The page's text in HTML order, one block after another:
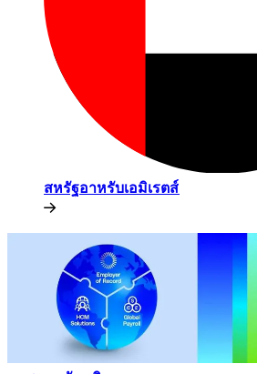
สหรัฐอาหรับเอมิเรตส์​​